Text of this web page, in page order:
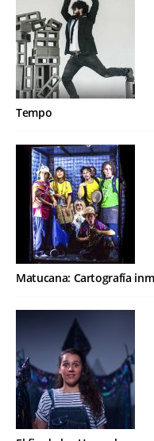
Tempo
Matucana: Cartografía